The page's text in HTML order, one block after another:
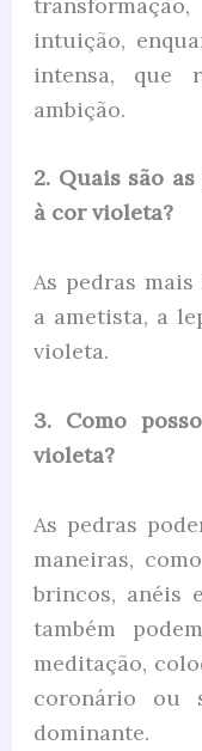
intuição,
intensa, que
ambição.
2. Quais são
à cor violeta?
As pedras
a ametista, a
violeta.
3. Como
violeta?
As pedras
maneiras,
brincos, anéis
também
meditação,
coronário ou
dominante.